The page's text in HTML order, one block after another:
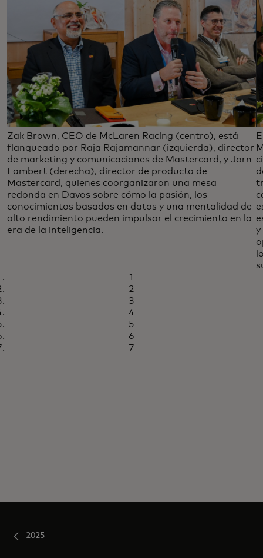
Zak Brown, CEO de McLaren Racing (centro), está
flanqueado por Raja Rajamannar (izquierda), director
de marketing y comunicaciones de Mastercard, y Jorn
Lambert (derecha), director de producto de
Mastercard, quienes coorganizaron una mesa
redonda en Davos sobre cómo la pasión, los
conocimientos basados en datos y una mentalidad de
alto rendimiento pueden impulsar el crecimiento en la
era de la inteligencia.
y
1
2
3
4
5
6
7
2025